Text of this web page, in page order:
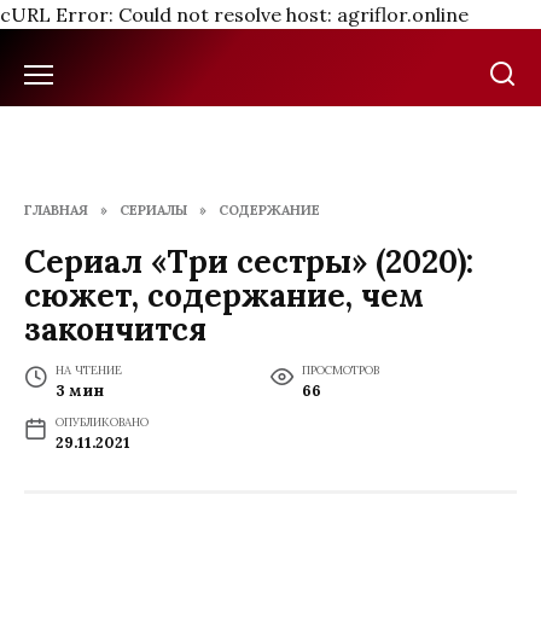
cURL Error: Could not resolve host: agriflor.online
содержанию
ГЛАВНАЯ » СЕРИАЛЫ » СОДЕРЖАНИЕ
Сериал «Три сестры» (2020):
сюжет, содержание, чем
закончится
НА ЧТЕНИЕ
3 мин
ПРОСМОТРОВ
66
ОПУБЛИКОВАНО
29.11.2021